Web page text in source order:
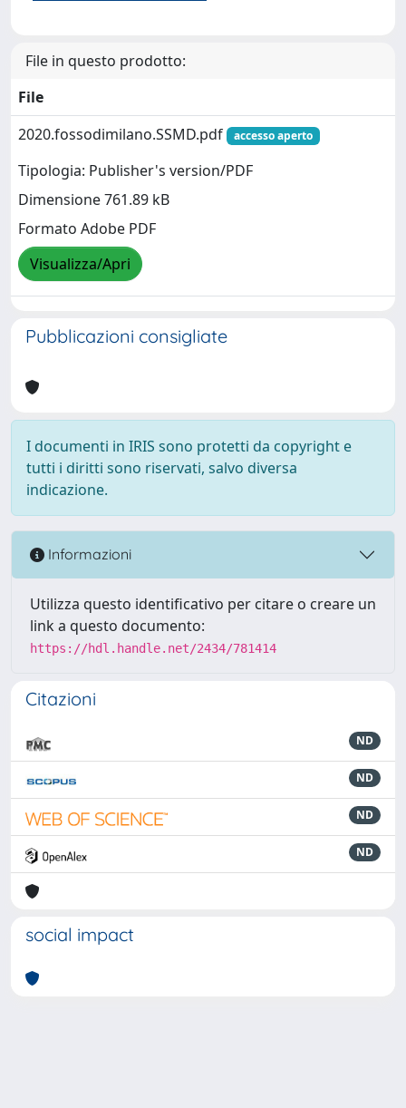
File in questo prodotto:
File
2020.fossodimilano.SSMD.pdf
accesso aperto
Tipologia: Publisher's version/PDF
Dimensione 761.89 kB
Formato Adobe PDF
Visualizza/Apri
Pubblicazioni consigliate
I documenti in IRIS sono protetti da copyright e
tutti i diritti sono riservati, salvo diversa
indicazione.
Informazioni
Utilizza questo identificativo per citare o creare un
link a questo documento:
https://hdl.handle.net/2434/781414
Citazioni
ND
ND
ND
ND
social impact